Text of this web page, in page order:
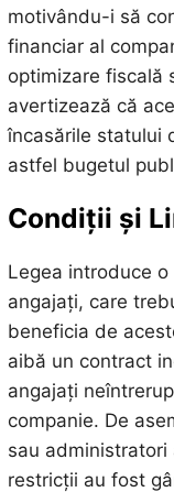
motivându-i să
financiar al
optimizare fiscală
avertizează că
încasările statului
astfel bugetul
Condiții și
Legea introduce
angajați, care
beneficia de
aibă un contract
angajați
companie. De
sau administratori
restricții au fost